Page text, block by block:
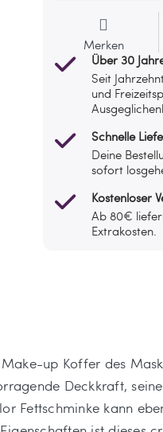
Merken
Über 30
Seit
und
Schnelle
Deine
sofort
Kostenloser
Ab 80€
Extrakosten.
up Koffer des
Deckkraft,
Fettschminke kann